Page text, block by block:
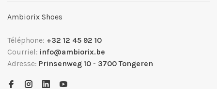
Ambiorix Shoes
Téléphone: +32 12 45 92 10
Courriel: info@ambiorix.be
Adresse: Prinsenweg 10 - 3700 Tongeren